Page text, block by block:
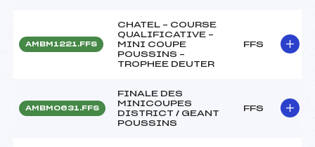
AMBM1221.FFS
CHATEL – COURSE
QUALIFICATIVE –
MINI COUPE
POUSSINS –
TROPHEE DEUTER
FFS
AMBM0631.FFS
FINALE DES
MINICOUPES
DISTRICT / GEANT
POUSSINS
FFS